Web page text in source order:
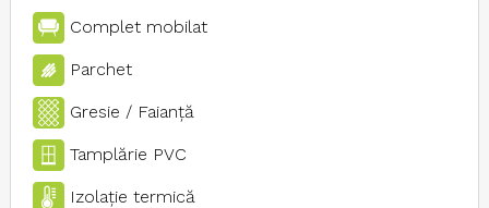
Complet mobilat
Parchet
Gresie / Faianţă
Tamplărie PVC
Izolaţie termică